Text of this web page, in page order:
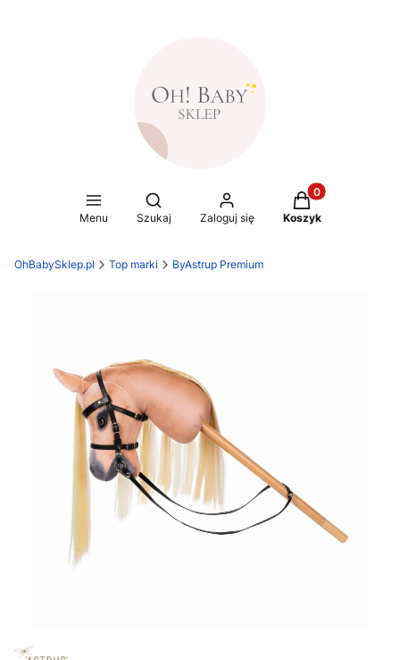
Menu
Otwórz wyszukiwarkę
Szukaj Zaloguj się
Produkty w
Koszyk
OhBabySklep.pl Top marki ByAstrup Premium